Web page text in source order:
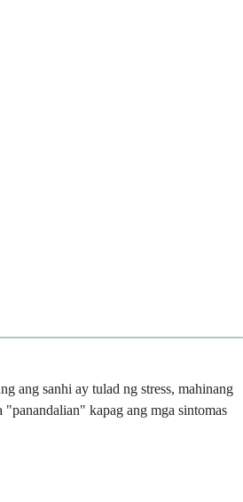
ang sanhi ay tulad ng stress, mahinang
kapag ang mga sintomas